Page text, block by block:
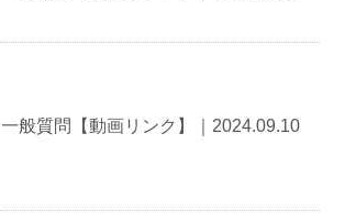
一般質問【動画リンク】｜2024.09.10